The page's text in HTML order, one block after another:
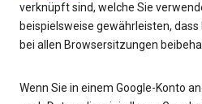
verknüpft sind, welche Sie
beispielsweise gewährleisten,
bei allen Browsersitzungen
Wenn Sie in einem Google-Konto